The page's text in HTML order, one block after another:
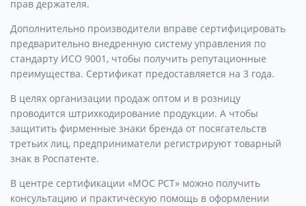
прав держателя.
Дополнительно производители вправе сертифицировать
предварительно внедренную систему управления по
стандарту ИСО 9001, чтобы получить репутационные
преимущества. Сертификат предоставляется на 3 года.
В целях организации продаж оптом и в розницу
проводится штрихкодирование продукции. А чтобы
защитить фирменные знаки бренда от посягательств
третьих лиц, предприниматели регистрируют товарный
знак в Роспатенте.
В центре сертификации «МОС РСТ» можно получить
консультацию и практическую помощь в оформлении